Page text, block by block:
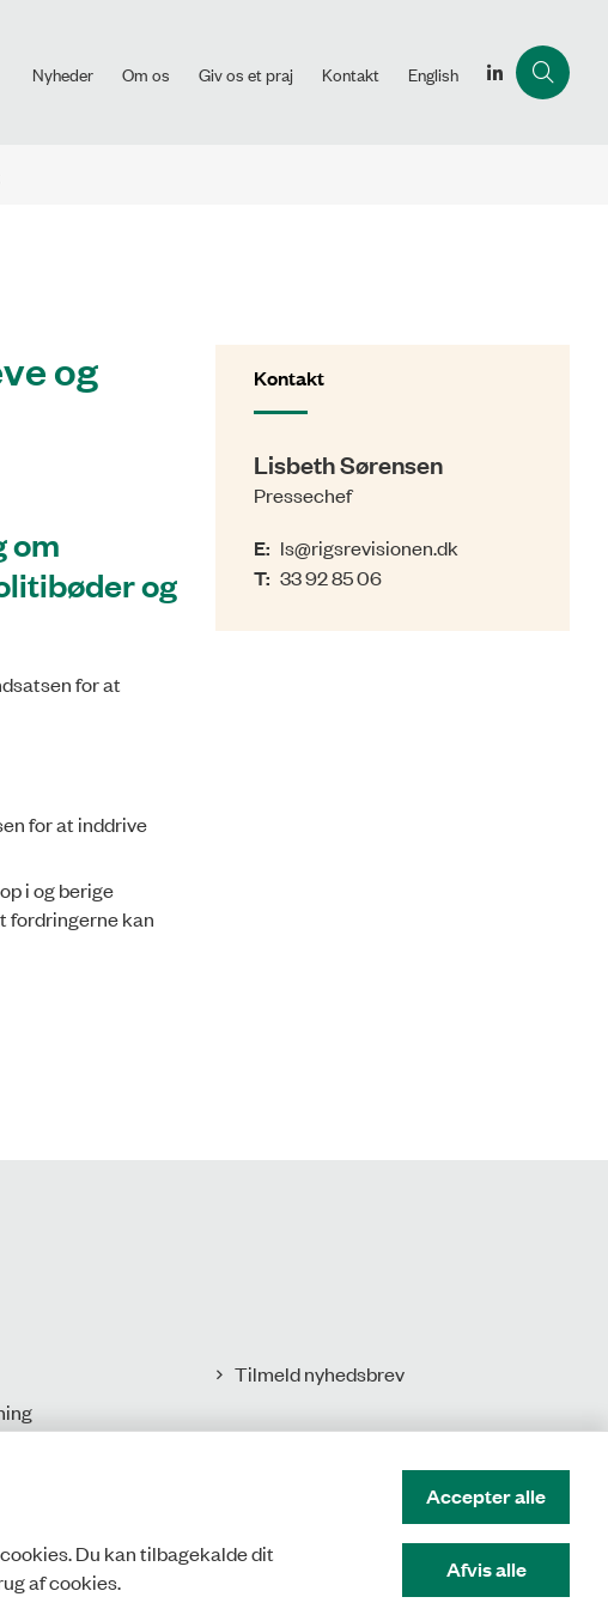
Nyheder Om os Giv os et praj Kontakt English
og
om
og
for at
for at inddrive
i og berige
fordringerne kan
Kontakt
Lisbeth Sørensen
Pressechef
E: ls@rigsrevisionen.dk
T: 33 92 85 06
Tilmeld nyhedsbrev
Du kan tilbagekalde dit
af cookies.
Accepter alle
Afvis alle